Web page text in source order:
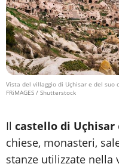
Vista del villaggio di Uçhisar e del suo
FRiMAGES / Shutterstock
Il castello di Uçhisar
chiese, monasteri,
stanze utilizzate nella